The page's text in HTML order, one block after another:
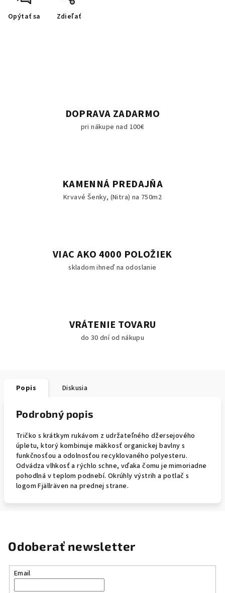
Opýtať sa Zdieľať
DOPRAVA ZADARMO
pri nákupe nad 100€
KAMENNÁ PREDAJŇA
Krvavé Šenky, (Nitra) na 750m2
VIAC AKO 4000 POLOŽIEK
skladom ihneď na odoslanie
VRÁTENIE TOVARU
do 30 dní od nákupu
Popis Diskusia
Podrobný popis
Tričko s krátkym rukávom z udržateľného džersejového
úpletu, ktorý kombinuje mäkkosť organickej bavlny s
funkčnosťou a odolnosťou recyklovaného polyesteru.
Odvádza vlhkosť a rýchlo schne, vďaka čomu je mimoriadne
pohodlná v teplom podnebí. Okrúhly výstrih a potlač s
logom Fjällräven na prednej strane.
Odoberať newsletter
Email